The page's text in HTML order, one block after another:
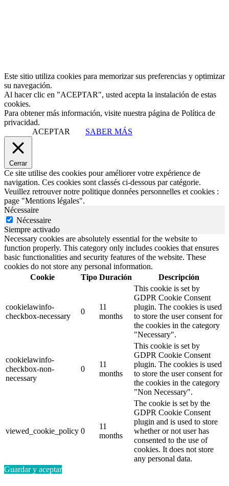
Este sitio utiliza cookies para memorizar sus preferencias y optimizar
su navegación.
Al hacer clic en "ACEPTAR", usted acepta la instalación de estas
cookies.
Para obtener más información, visite nuestra página de Política de
privacidad.
ACEPTAR
SABER MÁS
Cerrar
Ce site utilise des cookies pour améliorer votre expérience de
navigation. Ces cookies sont classés ci-dessous par catégorie.
Veuillez retrouver notre politique données personnelles et cookies :
page "Mentions légales".
Nécessaire
Nécessaire
Siempre activado
Necessary cookies are absolutely essential for the website to
function properly. This category only includes cookies that ensures
basic functionalities and security features of the website. These
cookies do not store any personal information.
Cookie
Tipo Duración Descripción
cookielawinfo-
checkbox-necessary
0
11
months
This cookie is set by
GDPR Cookie Consent
plugin. The cookies is used
to store the user consent for
the cookies in the category
"Necessary".
cookielawinfo-
checkbox-non-
necessary
0
11
months
This cookie is set by
GDPR Cookie Consent
plugin. The cookies is used
to store the user consent for
the cookies in the category
"Non Necessary".
viewed_cookie_policy 0
11
months
The cookie is set by the
GDPR Cookie Consent
plugin and is used to store
whether or not user has
consented to the use of
cookies. It does not store
any personal data.
Guardar y aceptar